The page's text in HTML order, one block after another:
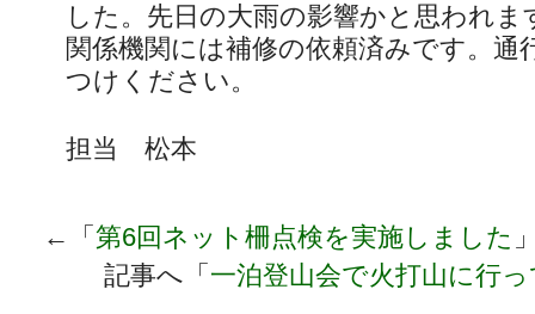
した。先日の大雨の影響かと思われま
関係機関には補修の依頼済みです。通
つけください。
担当 松本
←「 第6回ネット柵点検を実施しました
記事へ「 一泊登山会で火打山に行